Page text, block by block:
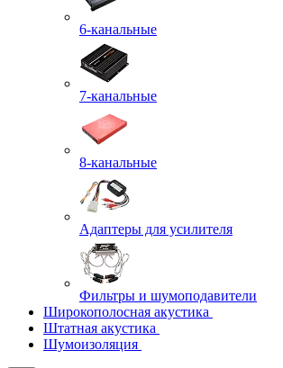
6-канальные
7-канальные
8-канальные
Адаптеры для усилителя
Фильтры и шумоподавители
Широкополосная акустика
Штатная акустика
Шумоизоляция